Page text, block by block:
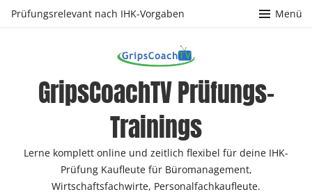
ZumPrüfungsrelevant nach IHK-Vorgaben Menü
GripsCoachTV Prüfungs-
Trainings
Lerne komplett online und zeitlich flexibel für deine IHK-
Prüfung Kaufleute für Büromanagement,
Wirtschaftsfachwirte, Personalfachkaufleute.